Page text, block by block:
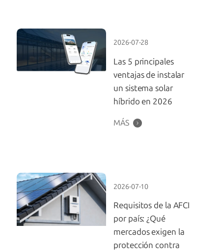
2026-07-28
Las 5 principales
ventajas de instalar
un sistema solar
híbrido en 2026
MÁS
2026-07-10
Requisitos de la AFCI
por país: ¿Qué
mercados exigen la
protección contra